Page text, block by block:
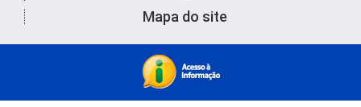
Mapa do site